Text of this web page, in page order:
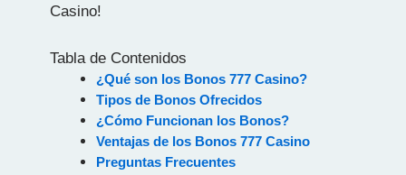
Casino!
Tabla de Contenidos
¿Qué son los Bonos 777 Casino?
Tipos de Bonos Ofrecidos
¿Cómo Funcionan los Bonos?
Ventajas de los Bonos 777 Casino
Preguntas Frecuentes